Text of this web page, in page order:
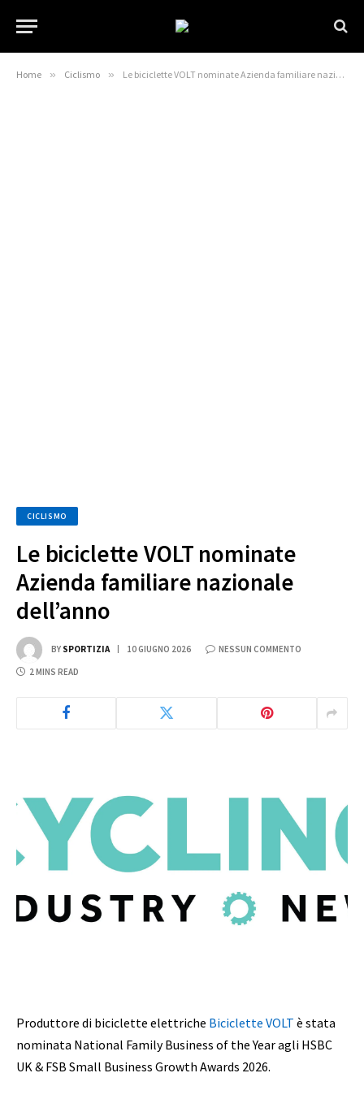
Home » Ciclismo » Le biciclette VOLT nominate Azienda familiare nazionale dell’anno
CICLISMO
Le biciclette VOLT nominate
Azienda familiare nazionale
dell’anno
BY SPORTIZIA 10 GIUGNO 2026 NESSUN COMMENTO
2 MINS READ
Produttore di biciclette elettriche Biciclette VOLT è stata
nominata National Family Business of the Year agli HSBC
UK & FSB Small Business Growth Awards 2026.